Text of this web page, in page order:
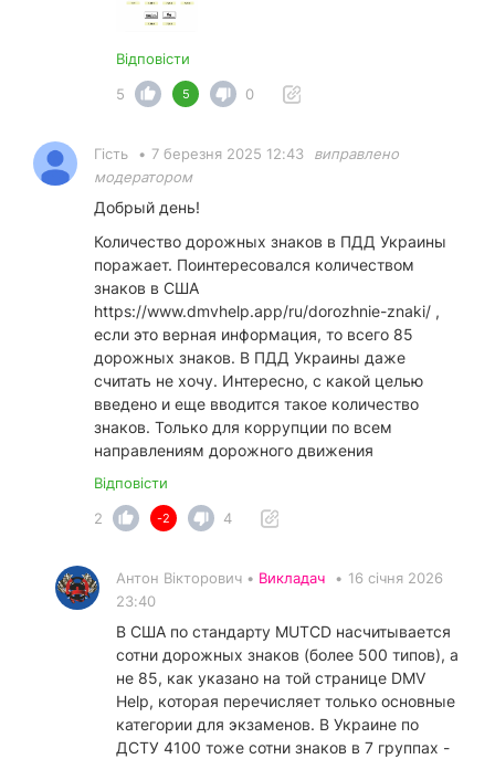
Відповісти
5
5 0
Гість • 7 березня 2025 12:43
виправлено
модератором
Добрый день!
Количество дорожных знаков в ПДД Украины
поражает. Поинтересовался количеством
знаков в США
https://www.dmvhelp.app/ru/dorozhnie-znaki/ ,
если это верная информация, то всего 85
дорожных знаков. В ПДД Украины даже
считать не хочу. Интересно, с какой целью
введено и еще вводится такое количество
знаков. Только для коррупции по всем
направлениям дорожного движения
Відповісти
2
-2 4
Антон Вікторович • Викладач • 16 січня 2026
23:40
В США по стандарту MUTCD насчитывается
сотни дорожных знаков (более 500 типов), а
не 85, как указано на той странице DMV
Help, которая перечисляет только основные
категории для экзаменов. В Украине по
ДСТУ 4100 тоже сотни знаков в 7 группах -